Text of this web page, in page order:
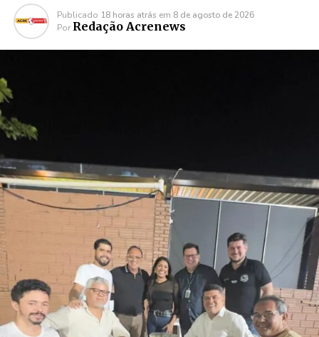
Publicado 18 horas atrás em 8 de agosto de 2026
Por Redação Acrenews